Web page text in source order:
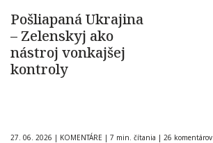
Pošliapaná Ukrajina
– Zelenskyj ako
nástroj vonkajšej
kontroly
27. 06. 2026 | KOMENTÁRE | 7 min. čítania | 26 komentárov